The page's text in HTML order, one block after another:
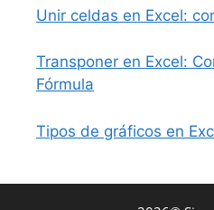
Unir celdas en Excel:
Transponer en Excel:
Fórmula
Tipos de gráficos en